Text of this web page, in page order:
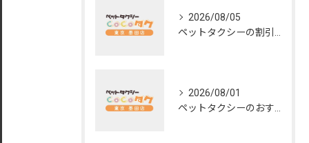
2026/08/05
2026/08/01